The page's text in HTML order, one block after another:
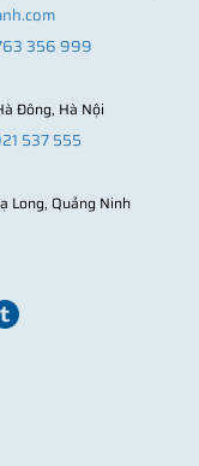
356 999
Đông, Hà Nội
537 555
Long, Quảng Ninh